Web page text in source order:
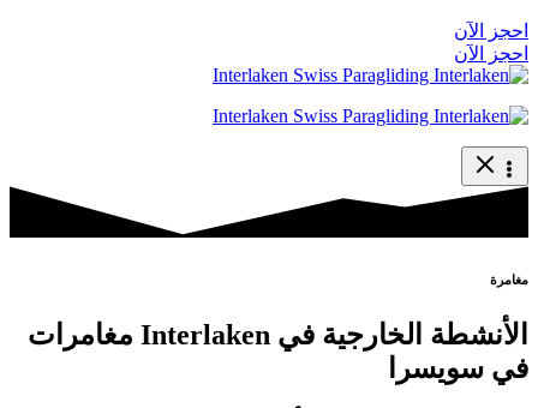
احجز الآن
احجز الآن
مغامرة
الأنشطة الخارجية في Interlaken مغامرات
في سويسرا